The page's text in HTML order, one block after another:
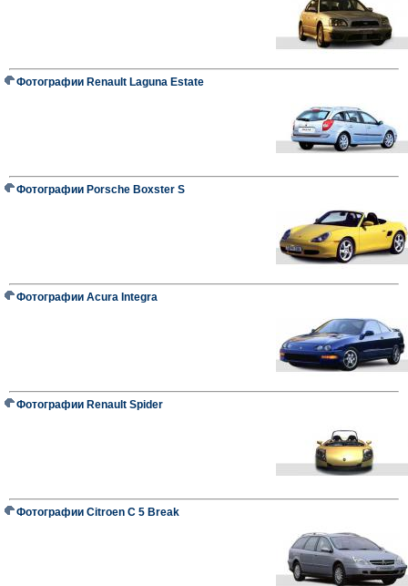
Фотографии Renault Laguna Estate
Фотографии Porsche Boxster S
Фотографии Acura Integra
Фотографии Renault Spider
Фотографии Citroen C 5 Break